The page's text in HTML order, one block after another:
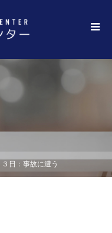
３日：事故に遭う